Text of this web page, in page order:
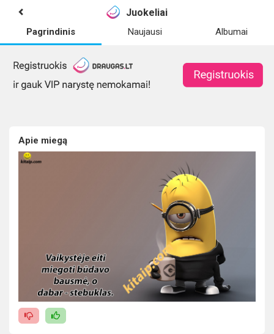
Juokeliai
Pagrindinis Naujausi Albumai
Apie miegą